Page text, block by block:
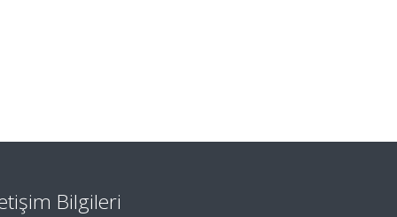
Bilgileri